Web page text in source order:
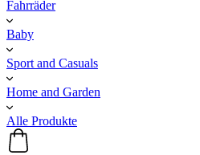
Fahrräder
Baby
Sport and Casuals
Home and Garden
Alle Produkte